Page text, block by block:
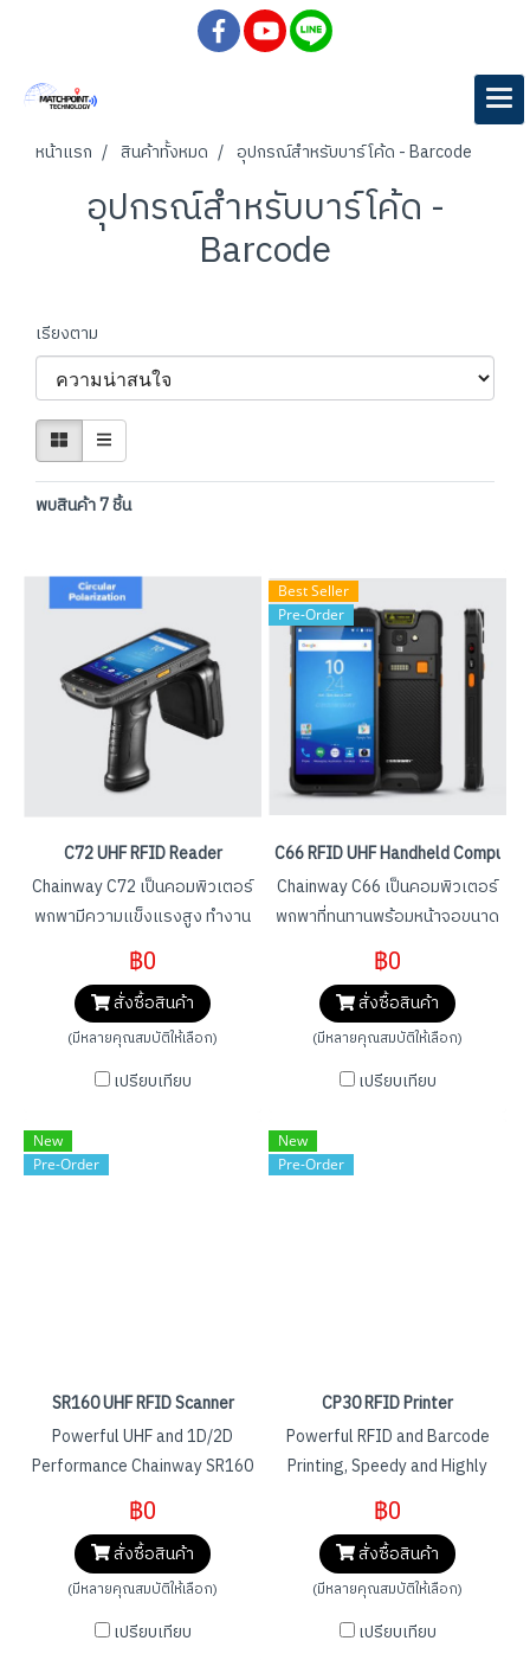
หน้าแรก สินค้าทั้งหมด อุปกรณ์สำหรับบาร์โค้ด - Barcode
อุปกรณ์สำหรับบาร์โค้ด -
Barcode
เรียงตาม
พบสินค้า 7 ชิ้น
C72 UHF RFID Reader
Chainway C72 เป็นคอมพิวเตอร์
พกพามีความแข็งแรงสูง ทำงาน
ด้วยระบบ Android ใช้เครื่อง
Scan ของ Zebra รุ่น SE4750MR
ให้ความสามารถในการสแกนบาร์
โค้ดอันทรงพลังที่มาพร้อมกับช่วง
การอ่านตั้งแต่ 4 ม. ถึง 6 ม.
คอมพิวเตอร์พกพามี
โปรเซสเซอร์ Octa-Core และ
แบตเตอรี่ทรงพลัง 8000 mAh
เพื่อตอบสนองความต้องการใน
฿0
สั่งซื้อสินค้า
(มีหลายคุณสมบัติให้เลือก)
เปรียบเทียบ
Best Seller
Pre-Order
C66 RFID UHF Handheld Computer
Chainway C66 เป็นคอมพิวเตอร์
พกพาที่ทนทานพร้อมหน้าจอขนาด
ใหญ่และความสามารถในการ
ขยายที่แข็งแกร่ง ใช้ระบบปฏิบัติ
การ Android 9.0 / 11.0 มาพร้อม
กับโปรเซสเซอร์ Qualcomm
octa-core ด้วยจอแสดงผล
ความละเอียดสูงขนาด 5.5 นิ้ว
ทำงานร่วมกับการสแกนบาร์โค้ด
NFC และฟังก์ชันอื่นๆ อุปกรณ์
รองรับการชาร์จอย่างรวดเร็ว
รด้านโลจิสติกส์ คลังสินค้า ผลิต
฿0
สั่งซื้อสินค้า
(มีหลายคุณสมบัติให้เลือก)
เปรียบเทียบ
New
Pre-Order
SR160 UHF RFID Scanner
Powerful UHF and 1D/2D
Performance Chainway SR160
เป็นเครื่องสแกน UHF อันทรง
พลังที่รองรับทั้งการสแกน UHF
RFID และ 1D/2D การใช้โมดูล
UHF RFID ที่พัฒนาขึ้นเองโดยใช้
ประสิทธิภาพการอ่านแท็กเดียวที่
฿0
สั่งซื้อสินค้า
(มีหลายคุณสมบัติให้เลือก)
เปรียบเทียบ
New
Pre-Order
CP30 RFID Printer
Powerful RFID and Barcode
Printing, Speedy and Highly
Secured - Supports Thermal
transfer / Direct thermal - 3.5-
inch LCD touch screen -
Maximum Print Speed: 8ips
Multiple communication
฿0
สั่งซื้อสินค้า
(มีหลายคุณสมบัติให้เลือก)
เปรียบเทียบ